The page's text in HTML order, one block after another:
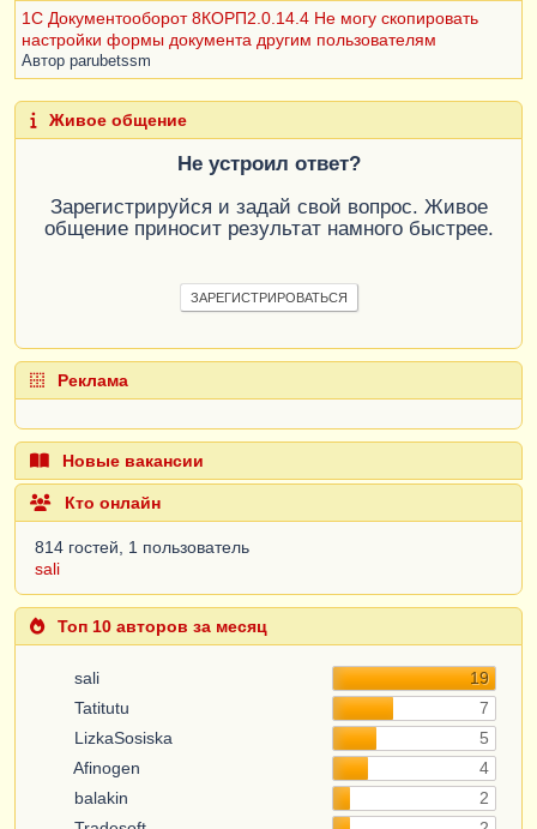
1С Документооборот 8КОРП2.0.14.4 Не могу скопировать
настройки формы документа другим пользователям
Автор parubetssm
Живое общение
Не устроил ответ?
Зарегистрируйся и задай свой вопрос. Живое
общение приносит результат намного быстрее.
ЗАРЕГИСТРИРОВАТЬСЯ
Реклама
Новые вакансии
Кто онлайн
814 гостей, 1 пользователь
sali
Топ 10 авторов за месяц
sali
19
Tatitutu
7
LizkaSosiska
5
Afinogen
4
balakin
2